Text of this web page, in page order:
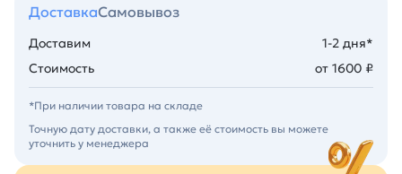
ДоставкаСамовывоз
Доставим
1-2 дня*
Стоимость
от 1600 ₽
*При наличии товара на складе
Точную дату доставки, а также её стоимость вы можете
уточнить у менеджера